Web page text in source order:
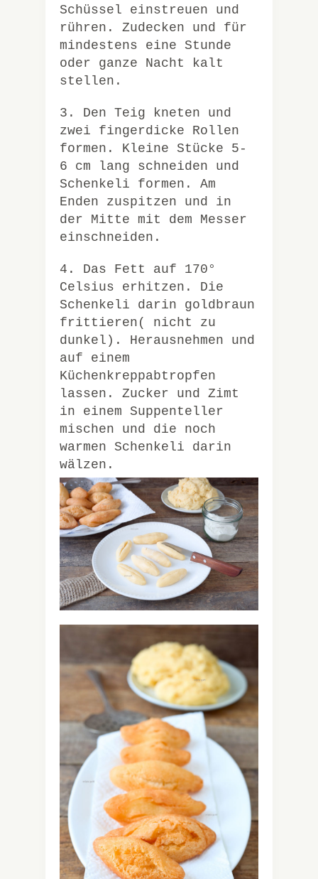
Schüssel einstreuen und
rühren. Zudecken und für
mindestens eine Stunde
oder ganze Nacht kalt
stellen.
3. Den Teig kneten und
zwei fingerdicke Rollen
formen. Kleine Stücke 5-
6 cm lang schneiden und
Schenkeli formen. Am
Enden zuspitzen und in
der Mitte mit dem Messer
einschneiden.
4. Das Fett auf 170°
Celsius erhitzen. Die
Schenkeli darin goldbraun
frittieren( nicht zu
dunkel). Herausnehmen und
auf einem
Küchenkreppabtropfen
lassen. Zucker und Zimt
in einem Suppenteller
mischen und die noch
warmen Schenkeli darin
wälzen.